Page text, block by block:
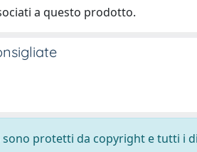
a questo prodotto.
sono protetti da copyright e tutti i